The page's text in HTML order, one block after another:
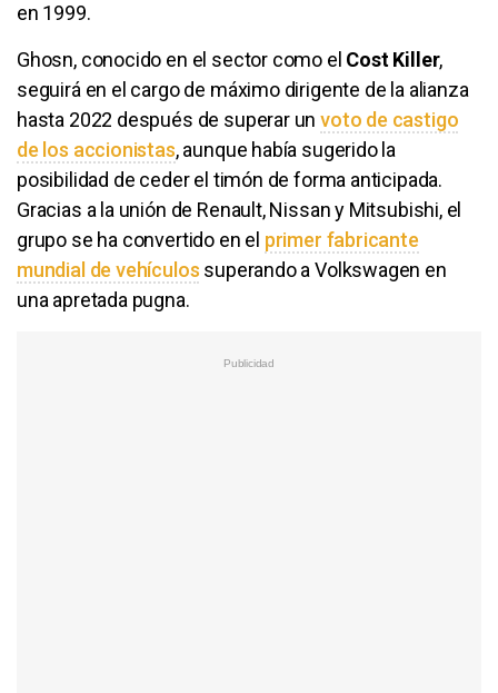
en 1999.
Ghosn, conocido en el sector como el Cost Killer,
seguirá en el cargo de máximo dirigente de la alianza
hasta 2022 después de superar unvoto de castigo
de los accionistas, aunque había sugerido la
posibilidad de ceder el timón de forma anticipada.
Gracias a la unión de Renault, Nissan y Mitsubishi, el
grupo se ha convertido en el primer fabricante
mundial de vehículos superando a Volkswagen en
una apretada pugna.